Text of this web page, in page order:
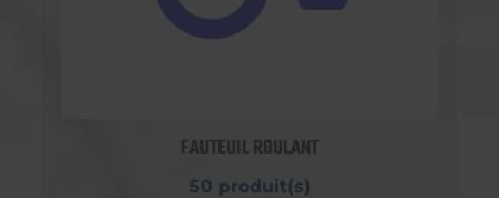
FAUTEUIL ROULANT
50 produit(s)